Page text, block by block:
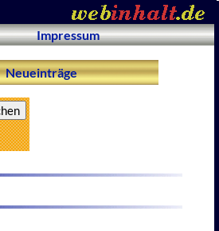
Impressum
Neueinträge